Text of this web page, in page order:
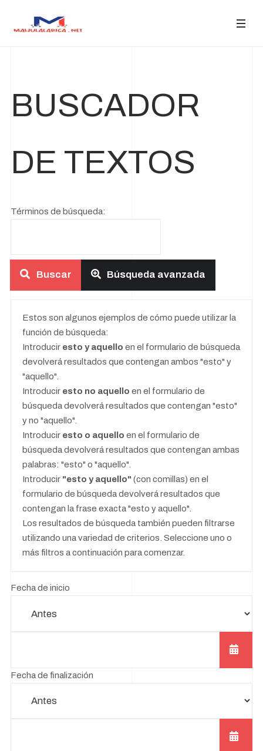
BUSCADOR
DE TEXTOS
Formulario de búsqueda
Términos de búsqueda:
Buscar Búsqueda avanzada
Estos son algunos ejemplos de cómo puede utilizar la
función de búsqueda:
Introducir esto y aquello en el formulario de búsqueda
devolverá resultados que contengan ambos "esto" y
"aquello".
Introducir esto no aquello en el formulario de
búsqueda devolverá resultados que contengan "esto"
y no "aquello".
Introducir esto o aquello en el formulario de
búsqueda devolverá resultados que contengan ambas
palabras: "esto" o "aquello".
Introducir "esto y aquello" (con comillas) en el
formulario de búsqueda devolverá resultados que
contengan la frase exacta "esto y aquello".
Los resultados de búsqueda también pueden filtrarse
utilizando una variedad de criterios. Seleccione uno o
más filtros a continuación para comenzar.
Fecha de inicio
Fecha de finalización